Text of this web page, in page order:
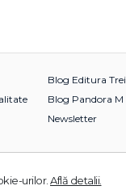
Blog Editura Trei
Blog Pandora M
Newsletter
urilor. Află detalii.